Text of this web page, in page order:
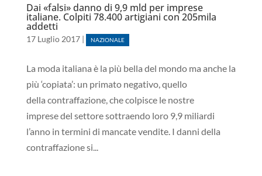
Dai «falsi» danno di 9,9 mld per imprese
italiane. Colpiti 78.400 artigiani con 205mila
addetti
17 Luglio 2017| NAZIONALE
La moda italiana è la più bella del mondo ma anche la
più ‘copiata’: un primato negativo, quello
della contraffazione, che colpisce le nostre
imprese del settore sottraendo loro 9,9 miliardi
l’anno in termini di mancate vendite. I danni della
contraffazione si...